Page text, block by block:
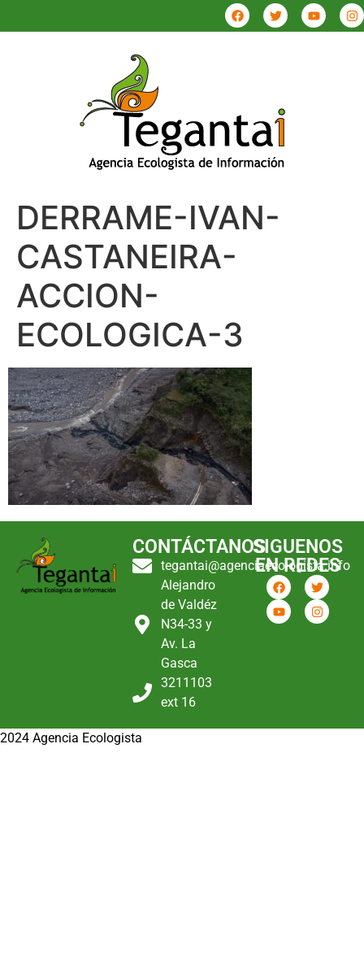
DERRAME-IVAN-
CASTANEIRA-
ACCION-
ECOLOGICA-3
CONTÁCTANOS
tegantai@agenciaecologista.info
Alejandro
de Valdéz
N34-33 y
Av. La
Gasca
3211103
ext 16
SIGUENOS
EN REDES
2024 Agencia Ecologista